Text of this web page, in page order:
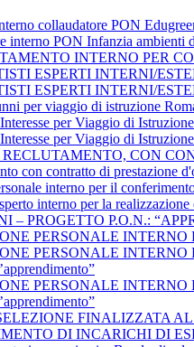
collaudatore PON
interno PON Infanzia ambienti
INTERNO PER
ESPERTI INTERNI/
ESPERTI INTERNI/
per viaggio di istruzione
per Viaggio di
per Viaggio di
CON
con contratto di prestazione
interno per il
interno per la
– PROGETTO P.O.N.:
PERSONALE INTERNO
PERSONALE INTERNO
PERSONALE INTERNO
FINALIZZATA
DI INCARICHI DI